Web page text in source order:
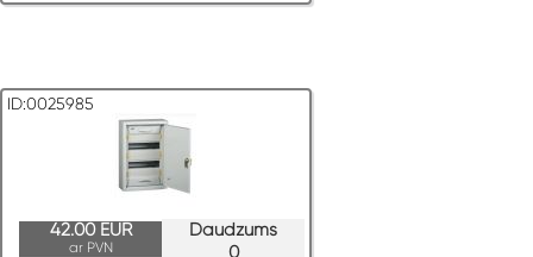
ID:0025985
Daudzums
0
42.00 EUR
ar PVN